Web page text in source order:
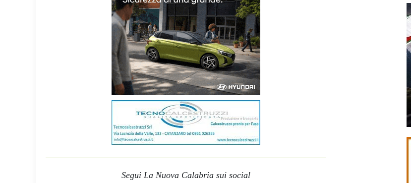
Segui La Nuova Calabria sui social